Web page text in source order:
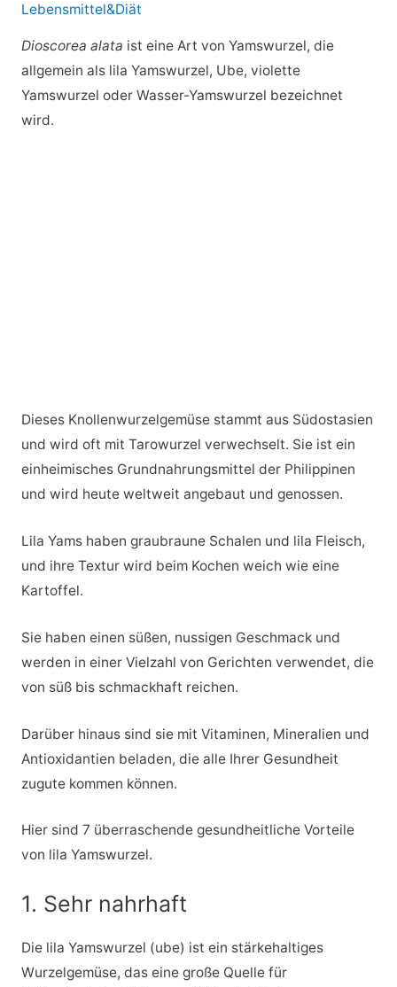
Lebensmittel&Diät
Dioscorea alata ist eine Art von Yamswurzel, die
allgemein als lila Yamswurzel, Ube, violette
Yamswurzel oder Wasser-Yamswurzel bezeichnet
wird.
Dieses Knollenwurzelgemüse stammt aus Südostasien
und wird oft mit Tarowurzel verwechselt. Sie ist ein
einheimisches Grundnahrungsmittel der Philippinen
und wird heute weltweit angebaut und genossen.
Lila Yams haben graubraune Schalen und lila Fleisch,
und ihre Textur wird beim Kochen weich wie eine
Kartoffel.
Sie haben einen süßen, nussigen Geschmack und
werden in einer Vielzahl von Gerichten verwendet, die
von süß bis schmackhaft reichen.
Darüber hinaus sind sie mit Vitaminen, Mineralien und
Antioxidantien beladen, die alle Ihrer Gesundheit
zugute kommen können.
Hier sind 7 überraschende gesundheitliche Vorteile
von lila Yamswurzel.
1. Sehr nahrhaft
Die lila Yamswurzel (ube) ist ein stärkehaltiges
Wurzelgemüse, das eine große Quelle für